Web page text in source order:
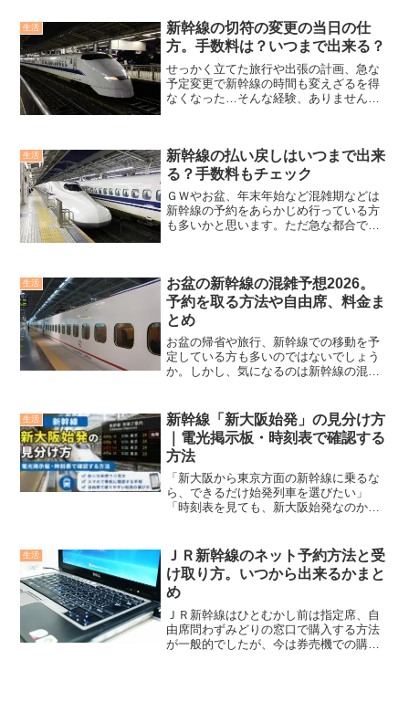
きたい所です。混雑予...
生活
新幹線の切符の変更の当日の仕
方。手数料は？いつまで出来る？
せっかく立てた旅行や出張の計画、急な
予定変更で新幹線の時間も変えざるを得
なくなった…そんな経験、ありません
す。その際にどのようにすれ...
生活
新幹線の払い戻しはいつまで出来
る？手数料もチェック
ＧＷやお盆、年末年始など混雑期などは
新幹線の予約をあらかじめ行っている方
も多いかと思います。ただ急な都合でそ
つまで出来るか確認しておき...
生活
お盆の新幹線の混雑予想2026。
予約を取る方法や自由席、料金ま
とめ
お盆の帰省や旅行、新幹線での移動を予
定している方も多いのではないでしょう
か。しかし、気になるのは新幹線の混雑
重要です。のぞみが全席指定席について
も把握しておく事も大事で...
生活
新幹線「新大阪始発」の見分け方
｜電光掲示板・時刻表で確認する
方法
「新大阪から東京方面の新幹線に乗るな
ら、できるだけ始発列車を選びたい」
「時刻表を見ても、新大阪始発なのか途
大阪始発の新幹線は、駅の発車標に表示
される「始発」の文字で見分...
生活
ＪＲ新幹線のネット予約方法と受
け取り方。いつから出来るかまと
め
ＪＲ新幹線はひとむかし前は指定席、自
由席問わずみどりの窓口で購入する方法
が一般的でしたが、今は券売機での購入